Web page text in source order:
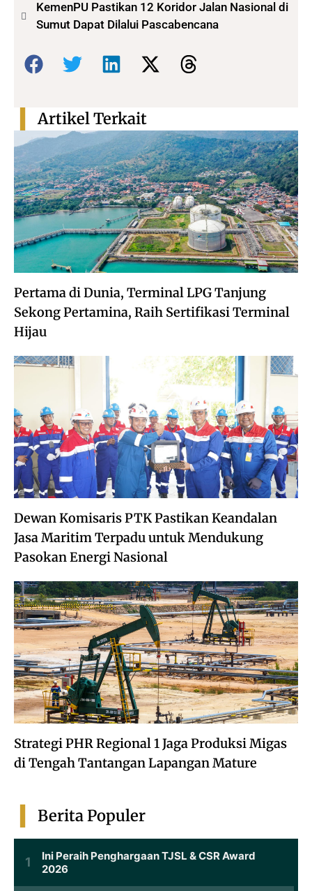
KemenPU Pastikan 12 Koridor Jalan Nasional di
Sumut Dapat Dilalui Pascabencana
Bagikan:
Pertama di Dunia, Terminal LPG Tanjung
Sekong Pertamina, Raih Sertifikasi Terminal
Hijau
Dewan Komisaris PTK Pastikan Keandalan
Jasa Maritim Terpadu untuk Mendukung
Pasokan Energi Nasional
Strategi PHR Regional 1 Jaga Produksi Migas
di Tengah Tantangan Lapangan Mature
Artikel Terkait
Berita Populer